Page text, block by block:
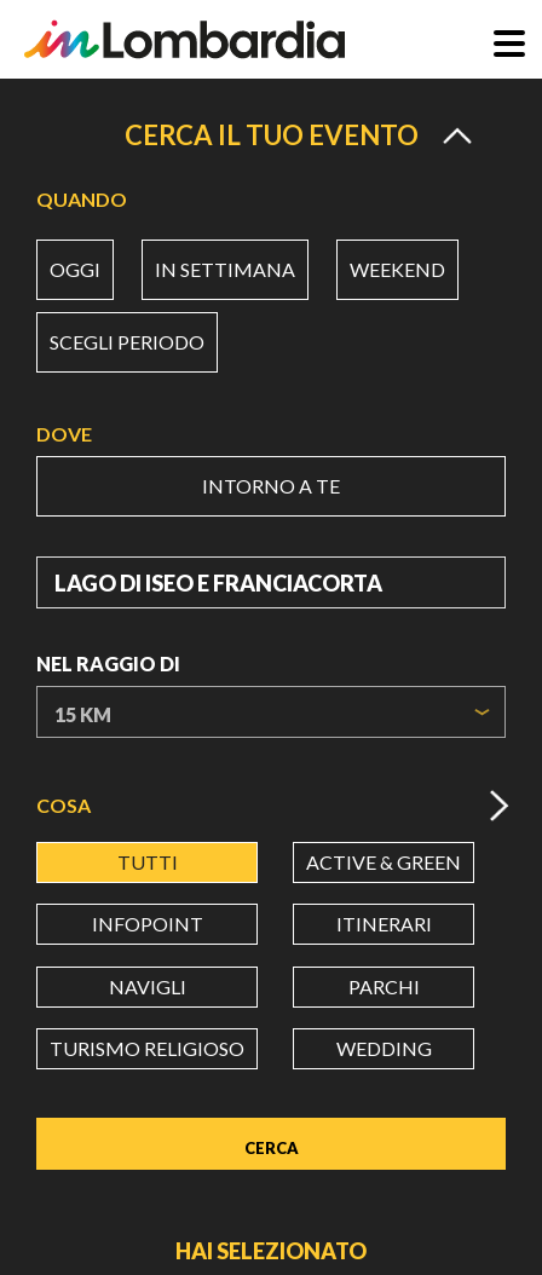
principale
CERCA IL TUO EVENTO
QUANDO
OGGI IN SETTIMANA WEEKEND
SCEGLI PERIODO
DOVE
INTORNO A TE
DOVE
NEL RAGGIO DI
LATITUDINE
LONGITUDINE
Value in decimal degrees. Use dot (.) as decimal separator.
COSA
TUTTI ACTIVE & GREEN
INFOPOINT ITINERARI
NAVIGLI PARCHI
TURISMO RELIGIOSO WEDDING
HAI SELEZIONATO